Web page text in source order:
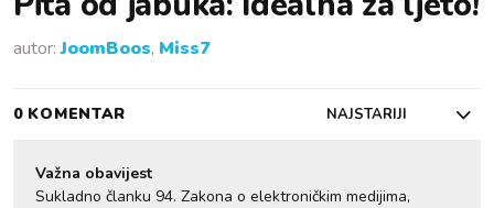
autor:JoomBoos, Miss7
0 KOMENTAR NAJSTARIJI
Važna obavijest
Sukladno članku 94. Zakona o elektroničkim medijima,